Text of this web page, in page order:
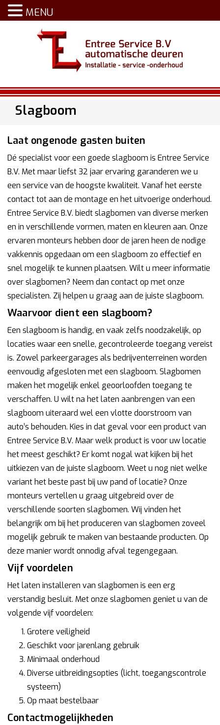
Slagboom
Laat ongenode gasten buiten
Dé specialist voor een goede slagboom is Entree Service
B.V. Met maar liefst 32 jaar ervaring garanderen we u
een service van de hoogste kwaliteit. Vanaf het eerste
contact tot aan de montage en het uitvoerige onderhoud.
Entree Service B.V. biedt slagbomen van diverse merken
en in verschillende vormen, maten en kleuren aan. Onze
ervaren monteurs hebben door de jaren heen de nodige
vakkennis opgedaan om een slagboom zo effectief en
snel mogelijk te kunnen plaatsen. Wilt u meer informatie
over slagbomen? Neem dan contact op met onze
specialisten. Zij helpen u graag aan de juiste slagboom.
Waarvoor dient een slagboom?
Een slagboom is handig, en vaak zelfs noodzakelijk, op
locaties waar een snelle, gecontroleerde toegang vereist
is. Zowel parkeergarages als bedrijventerreinen worden
eenvoudig afgesloten met een slagboom. Slagbomen
maken het mogelijk enkel geoorloofden toegang te
verschaffen. U wilt na het laten aanbrengen van een
slagboom uiteraard wel een vlotte doorstroom van
auto’s behouden. Kies in dat geval voor een product van
Entree Service B.V. Maar welk product is voor uw locatie
het meest geschikt? Er komt nogal wat kijken bij het
uitkiezen van de juiste slagboom. Weet u nog niet welke
variant het beste past bij uw pand of locatie? Onze
monteurs vertellen u graag uitgebreid over de
verschillende soorten slagbomen. Wij vinden het
belangrijk om bij het produceren van slagbomen zoveel
mogelijk gebruik te maken van bestaande producten. Op
deze manier wordt onnodig afval tegengegaan.
Vijf voordelen
Het laten installeren van slagbomen is een erg
verstandig besluit. Met onze slagbomen geniet u van de
volgende vijf voordelen:
Grotere veiligheid
Geschikt voor jarenlang gebruik
Minimaal onderhoud
Diverse uitbreidingsopties (licht, toegangscontrole
systeem)
Op maat bestelbaar
Contactmogelijkheden
MENU